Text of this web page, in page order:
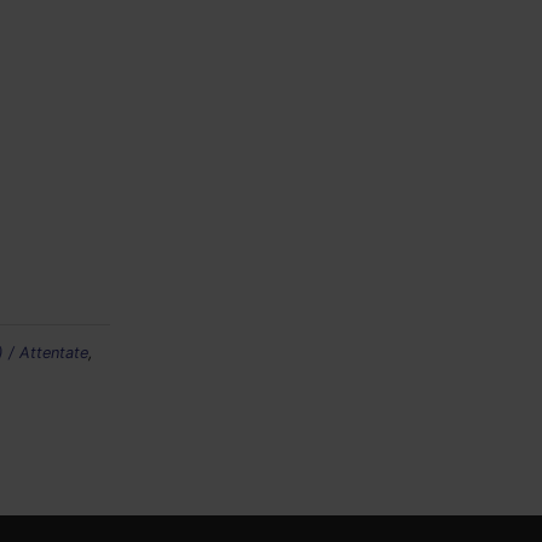
/ Attentate